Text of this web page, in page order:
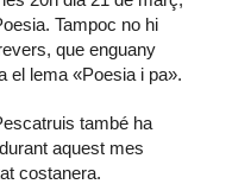
Tampoc no hi
que enguany
el lema «Poesia i pa».
també ha
aquest mes
costanera.